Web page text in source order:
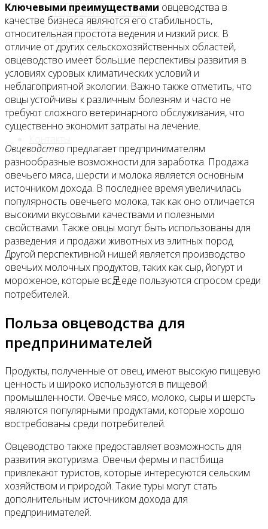
Торговля и магазины
Туризм и отдых
Финансы
Хобби
Блог
Ключевыми преимуществами овцеводства в
качестве бизнеса являются его стабильность,
относительная простота ведения и низкий риск. В
отличие от других сельскохозяйственных областей,
овцеводство имеет большие перспективы развития в
условиях суровых климатических условий и
неблагоприятной экологии. Важно также отметить, что
овцы устойчивы к различным болезням и часто не
требуют сложного ветеринарного обслуживания, что
существенно экономит затраты на лечение.
Овцеводство предлагает предпринимателям
разнообразные возможности для заработка. Продажа
овечьего мяса, шерсти и молока является основным
источником дохода. В последнее время увеличилась
популярность овечьего молока, так как оно отличается
высокими вкусовыми качествами и полезными
свойствами. Также овцы могут быть использованы для
разведения и продажи животных из элитных пород.
Другой перспективной нишей является производство
овечьих молочных продуктов, таких как сыр, йогурт и
мороженое, которые вс足еде пользуются спросом среди
потребителей.
Польза овцеводства для
предпринимателей
Продукты, полученные от овец, имеют высокую пищевую
ценность и широко используются в пищевой
промышленности. Овечье мясо, молоко, сыры и шерсть
являются популярными продуктами, которые хорошо
востребованы среди потребителей.
Овцеводство также предоставляет возможность для
развития экотуризма. Овечьи фермы и пастбища
привлекают туристов, которые интересуются сельским
хозяйством и природой. Такие туры могут стать
дополнительным источником дохода для
предпринимателей.